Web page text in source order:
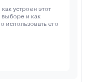
устроен этот
выборе и как
использовать его